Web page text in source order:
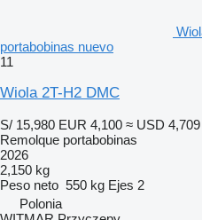
portabobinas nuevo
11
Wiola 2T-H2 DMC
S/ 15,980 EUR 4,100 ≈ USD 4,709
Remolque portabobinas
2026
2,150 kg
Peso neto 550 kg Ejes 2
Polonia